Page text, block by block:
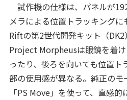
試作機の仕様は、パネルが
メラによる位置トラッキング
Riftの第2世代開発キット（DK2
Project Morpheusは眼鏡を着
ったり、後ろを向いても位置
部の使用感が異なる。純正の
「PS Move」を使って、直感